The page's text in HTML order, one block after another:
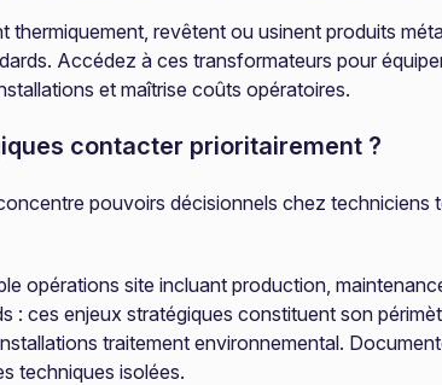
thermiquement, revêtent ou usinent produits
Accédez à ces transformateurs pour
et maîtrise coûts opératoires.
contacter prioritairement ?
pouvoirs décisionnels chez
opérations site incluant production,
: ces enjeux stratégiques constituent son
traitement environnemental.
techniques isolées.